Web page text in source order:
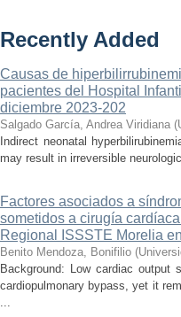
Recently Added
Causas de
pacientes del Hospital
diciembre 2023-202
Salgado García, Andrea Viridiana (
Indirect neonatal
may result in irreversible
Factores asociados a
sometidos a cirugía
Regional ISSSTE Morelia
Benito Mendoza, Bonifilio (
Background: Low cardiac output
cardiopulmonary bypass, yet it
...